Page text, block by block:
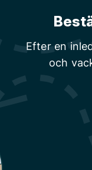
Efter en
och